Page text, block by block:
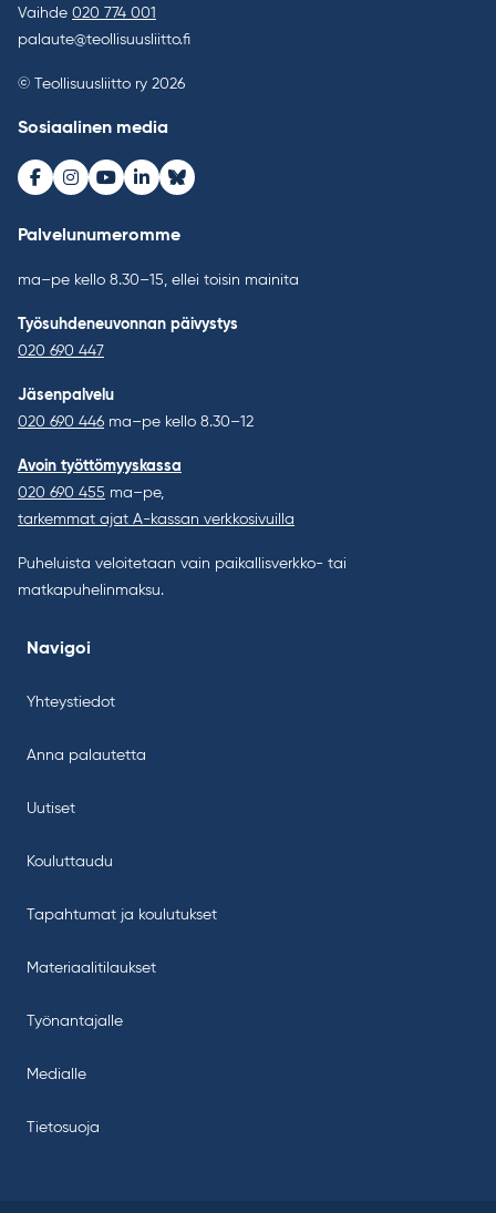
Vaihde 020 774 001
palaute@teollisuusliitto.fi
© Teollisuusliitto ry 2026
Sosiaalinen media
Facebook
Instagram
Youtube
LinkedInBluesky
Palvelunumeromme
ma–pe kello 8.30–15, ellei toisin mainita
Työsuhdeneuvonnan päivystys
020 690 447
Jäsenpalvelu
020 690 446 ma–pe kello 8.30–12
Avoin työttömyyskassa
020 690 455 ma–pe,
tarkemmat ajat A-kassan verkkosivuilla
Puheluista veloitetaan vain paikallisverkko- tai
matkapuhelinmaksu.
Navigoi
Yhteystiedot
Anna palautetta
Uutiset
Kouluttaudu
Tapahtumat ja koulutukset
Materiaalitilaukset
Työnantajalle
Medialle
Tietosuoja